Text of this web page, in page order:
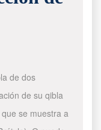
de dos
de su qibla
se muestra a